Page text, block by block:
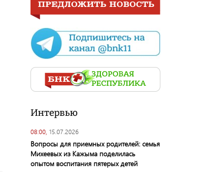
Интервью
08:00, 15.07.2026
Вопросы для приемных родителей: семья
Михеевых из Кажыма поделилась
опытом воспитания пятерых детей